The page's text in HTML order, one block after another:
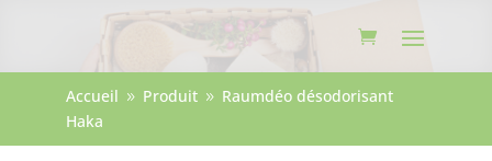
Accueil 9 Produit 9 Raumdéo désodorisant
Haka